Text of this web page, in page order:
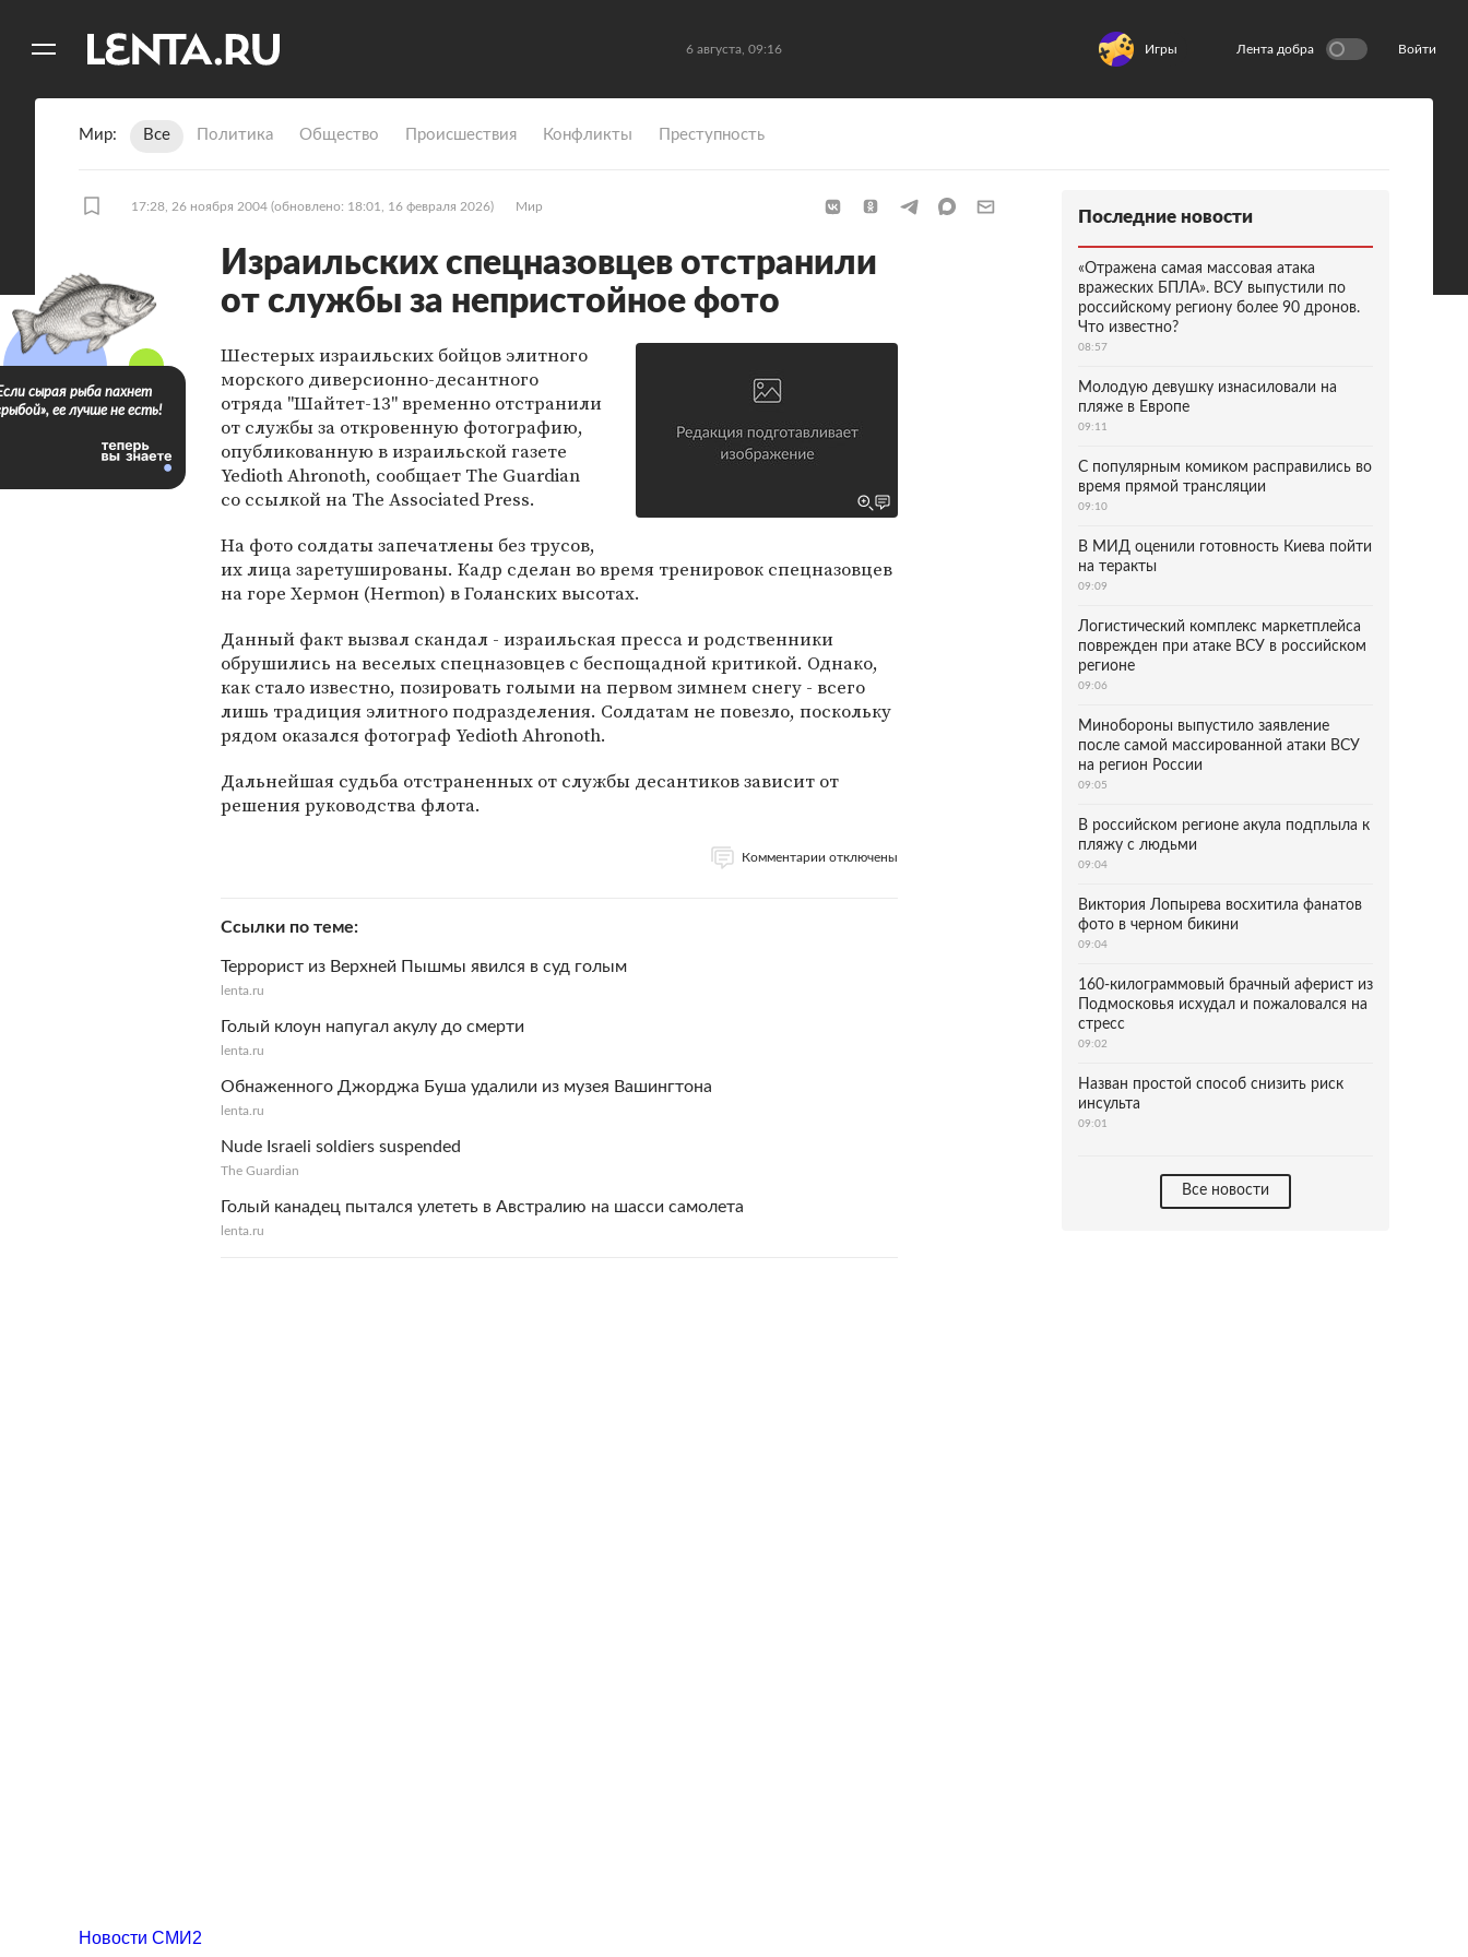
6 августа, 09:16 Игры Лента добра Войти
Мир Все Политика Общество Происшествия Конфликты Преступность
17:28, 26 ноября 2004 (обновлено: 18:01, 16 февраля 2026) Мир
Израильских спецназовцев отстранили
от службы за непристойное фото
Шестерых израильских бойцов элитного
морского диверсионно-десантного
отряда "Шайтет-13" временно отстранили
от службы за откровенную фотографию,
опубликованную в израильской газете
Yedioth Ahronoth, сообщает The Guardian
со ссылкой на The Associated Press.
На фото солдаты запечатлены без трусов,
их лица заретушированы. Кадр сделан во время тренировок спецназовцев
на горе Хермон (Hermon) в Голанских высотах.
Данный факт вызвал скандал - израильская пресса и родственники
обрушились на веселых спецназовцев с беспощадной критикой. Однако,
как стало известно, позировать голыми на первом зимнем снегу - всего
лишь традиция элитного подразделения. Солдатам не повезло, поскольку
рядом оказался фотограф Yedioth Ahronoth.
Дальнейшая судьба отстраненных от службы десантиков зависит от
решения руководства флота.
Комментарии отключены
Ссылки по теме
Террорист из Верхней Пышмы явился в суд голым
lenta.ru
Голый клоун напугал акулу до смерти
lenta.ru
Обнаженного Джорджа Буша удалили из музея Вашингтона
lenta.ru
Nude Israeli soldiers suspended
The Guardian
Голый канадец пытался улететь в Австралию на шасси самолета
lenta.ru
сырая рыба пахнет
ее лучше не есть!
Последние новости
«Отражена самая массовая атака
вражеских БПЛА». ВСУ выпустили по
российскому региону более 90 дронов.
Что известно?
08:57
Молодую девушку изнасиловали на
пляже в Европе
09:11
С популярным комиком расправились во
время прямой трансляции
09:10
В МИД оценили готовность Киева пойти
на теракты
09:09
Логистический комплекс маркетплейса
поврежден при атаке ВСУ в российском
регионе
09:06
Минобороны выпустило заявление
после самой массированной атаки ВСУ
на регион России
09:05
В российском регионе акула подплыла к
пляжу с людьми
09:04
Виктория Лопырева восхитила фанатов
фото в черном бикини
09:04
160-килограммовый брачный аферист из
Подмосковья исхудал и пожаловался на
стресс
09:02
Назван простой способ снизить риск
инсульта
09:01
Все новости
Новости СМИ2